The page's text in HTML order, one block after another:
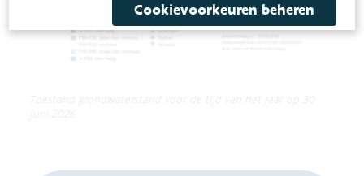
Cookievoorkeuren beheren